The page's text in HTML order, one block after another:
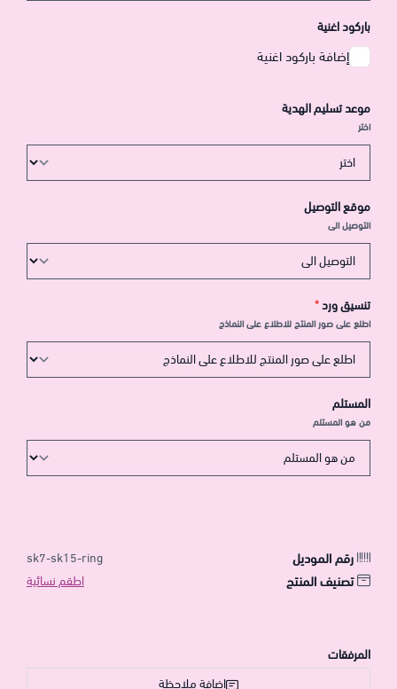
باركود اغنية
إضافة باركود اغنية
موعد تسليم الهدية
اختر
موقع التوصيل
التوصيل الى
تنسيق ورد*
اطلع على صور المنتج للاطلاع على النماذج
المستلم
من هو المستلم
رقم الموديل sk7-sk15-ring
تصنيف المنتج اطقم نسائية
المرفقات
إضافة ملاحظة